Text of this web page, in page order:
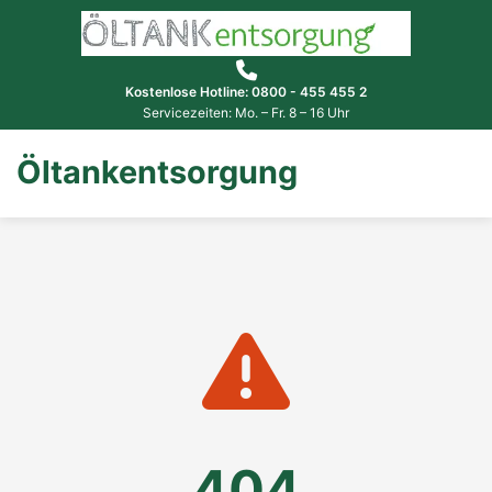
Kostenlose Hotline: 0800 - 455 455 2
Servicezeiten: Mo. – Fr. 8 – 16 Uhr
Öltankentsorgung